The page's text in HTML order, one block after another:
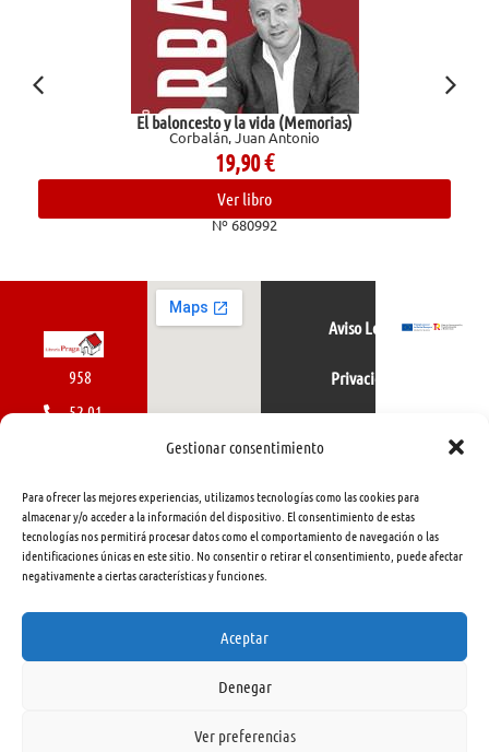
Gestionar consentimiento
Para ofrecer las mejores experiencias, utilizamos tecnologías como las cookies para
almacenar y/o acceder a la información del dispositivo. El consentimiento de estas
tecnologías nos permitirá procesar datos como el comportamiento de navegación o las
identificaciones únicas en este sitio. No consentir o retirar el consentimiento, puede afectar
negativamente a ciertas características y funciones.
Aceptar
Denegar
Ver preferencias
El baloncesto y la vida (Memorias)
Corbalán, Juan Antonio
19,90€
Ver libro
Nº 680992
958
52 01
462
415
info@libreriapraga.com
Gracia,
Aviso Legal
Privacidad